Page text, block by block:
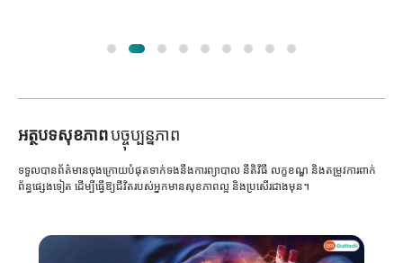
អត្ថបទសុខភាពបច្ចុប្បន្នភាព
ទទួលបានព័ត៌មានចុងក្រោយបំផុតទាក់ទងនឹងការព្យាបាល នីតិវិធី លក្ខខណ្ឌ និងតម្រូវការពាក់
ព័ន្ធផ្សេងទៀត ដើម្បីធ្វើឱ្យជីវិតរបស់អ្នកមានសុខភាពល្អ និងប្រសើរជាងមុន។